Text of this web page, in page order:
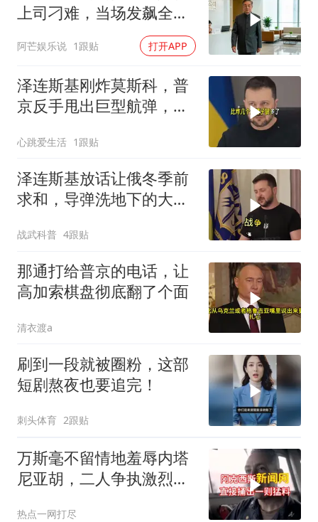
上司刁难，当场发飙全场
阿芒娱乐说 1跟贴 打开APP
泽连斯基刚炸莫斯科，普
京反手甩出巨型航弹，砸
心跳爱生活 1跟贴
泽连斯基放话让俄冬季前
求和，导弹洗地下的大饼
战武科普 4跟贴
那通打给普京的电话，让
高加索棋盘彻底翻了个面
清衣渡a
刷到一段就被圈粉，这部
短剧熬夜也要追完！
刺头体育 2跟贴
万斯毫不留情地羞辱内塔
尼亚胡，二人争执激烈，
热点一网打尽